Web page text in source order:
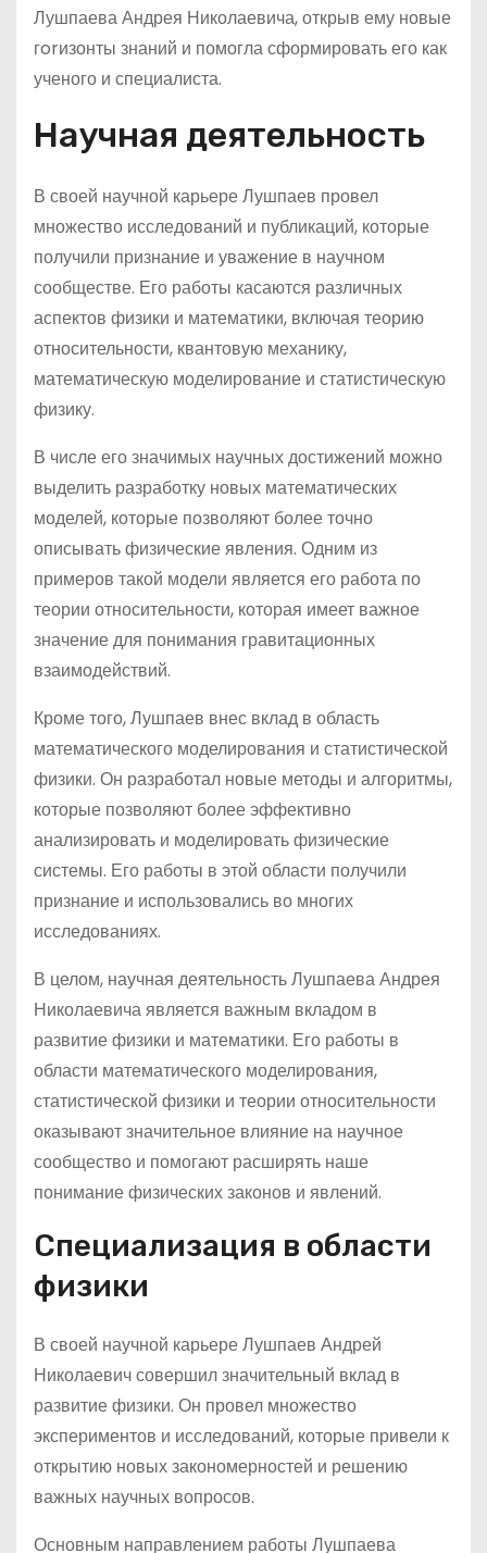
Лушпаева Андрея Николаевича, открыв ему новые
гorизонты знаний и помогла сформировать его как
ученого и специалиста.
Научная деятельность
В своей научной карьере Лушпаев провел
множество исследований и публикаций, которые
получили признание и уважение в научном
сообществе. Его работы касаются различных
аспектов физики и математики, включая теорию
относительности, квантовую механику,
математическую моделирование и статистическую
физику.
В числе его значимых научных достижений можно
выделить разработку новых математических
моделей, которые позволяют более точно
описывать физические явления. Одним из
примеров такой модели является его работа по
теории относительности, которая имеет важное
значение для понимания гравитационных
взаимодействий.
Кроме того, Лушпаев внес вклад в область
математического моделирования и статистической
физики. Он разработал новые методы и алгоритмы,
которые позволяют более эффективно
анализировать и моделировать физические
системы. Его работы в этой области получили
признание и использовались во многих
исследованиях.
В целом, научная деятельность Лушпаева Андрея
Николаевича является важным вкладом в
развитие физики и математики. Его работы в
области математического моделирования,
статистической физики и теории относительности
оказывают значительное влияние на научное
сообщество и помогают расширять наше
понимание физических законов и явлений.
Специализация в области
физики
В своей научной карьере Лушпаев Андрей
Николаевич совершил значительный вклад в
развитие физики. Он провел множество
экспериментов и исследований, которые привели к
открытию новых закономерностей и решению
важных научных вопросов.
Основным направлением работы Лушпаева